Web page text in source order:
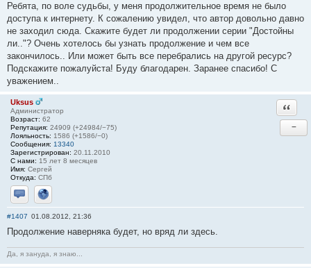
Ребята, по воле судьбы, у меня продолжительное время не было
доступа к интернету. К сожалению увидел, что автор довольно давно
не заходил сюда. Скажите будет ли продолжении серии "Достойны
ли.."? Очень хотелось бы узнать продолжение и чем все
закончилось.. Или может быть все перебрались на другой ресурс?
Подскажите пожалуйста! Буду благодарен. Заранее спасибо! С
уважением..
Uksus
Администратор
Возраст: 62
Репутация: 24909 (+24984/−75)
Лояльность: 1586 (+1586/−0)
Сообщения: 13340
Зарегистрирован: 20.11.2010
С нами: 15 лет 8 месяцев
Имя: Сергей
Откуда: СПб
Отправить личное сообщение
Сайт
−
#1407 01.08.2012, 21:36
Продолжение наверняка будет, но вряд ли здесь.
Да, я зануда, я знаю...